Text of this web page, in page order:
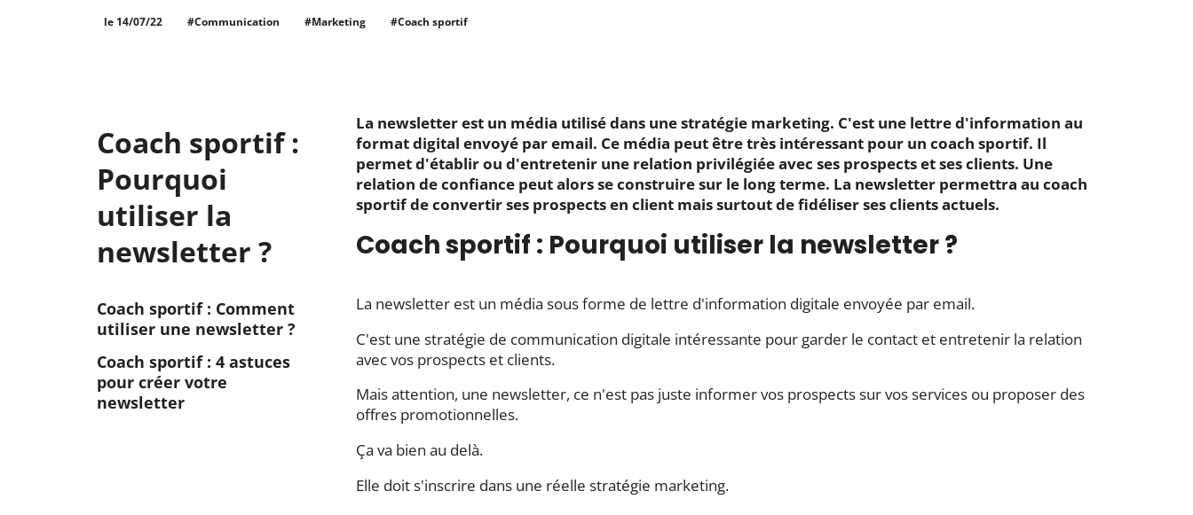
le 14/07/22 #Communication #Marketing #Coach sportif
Coach sportif :
Pourquoi
utiliser la
newsletter ?
Coach sportif : Comment
utiliser une newsletter ?
Coach sportif : 4 astuces
pour créer votre
newsletter
La newsletter est un média utilisé dans une stratégie marketing. C'est une lettre d'information au
format digital envoyé par email. Ce média peut être très intéressant pour un coach sportif. Il
permet d'établir ou d'entretenir une relation privilégiée avec ses prospects et ses clients. Une
relation de confiance peut alors se construire sur le long terme. La newsletter permettra au coach
sportif de convertir ses prospects en client mais surtout de fidéliser ses clients actuels.
Coach sportif : Pourquoi utiliser la newsletter ?
La newsletter est un média sous forme de lettre d'information digitale envoyée par email.
C'est une stratégie de communication digitale intéressante pour garder le contact et entretenir la relation
avec vos prospects et clients.
Mais attention, une newsletter, ce n'est pas juste informer vos prospects sur vos services ou proposer des
offres promotionnelles.
Ça va bien au delà.
Elle doit s'inscrire dans une réelle stratégie marketing.